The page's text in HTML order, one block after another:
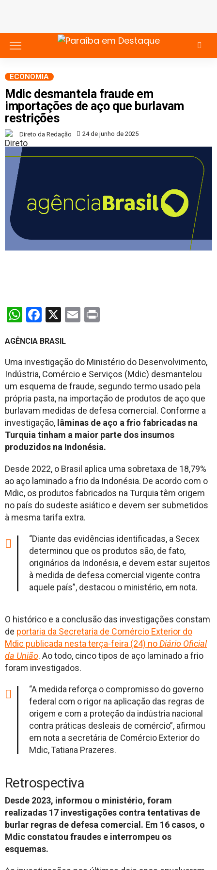
ECONOMIA
Mdic desmantela fraude em
importações de aço que burlavam
restrições
Direto da Redação 24 de junho de 2025
WhatsApp
Facebook
X Email
AGÊNCIA BRASIL
Uma investigação do Ministério do Desenvolvimento,
Indústria, Comércio e Serviços (Mdic) desmantelou
um esquema de fraude, segundo termo usado pela
própria pasta, na importação de produtos de aço que
burlavam medidas de defesa comercial. Conforme a
investigação, lâminas de aço a frio fabricadas na
Turquia tinham a maior parte dos insumos
produzidos na Indonésia.
Desde 2022, o Brasil aplica uma sobretaxa de 18,79%
ao aço laminado a frio da Indonésia. De acordo com o
Mdic, os produtos fabricados na Turquia têm origem
no país do sudeste asiático e devem ser submetidos
à mesma tarifa extra.
“Diante das evidências identificadas, a Secex
determinou que os produtos são, de fato,
originários da Indonésia, e devem estar sujeitos
à medida de defesa comercial vigente contra
aquele país”, destacou o ministério, em nota.
O histórico e a conclusão das investigações constam
de portaria da Secretaria de Comércio Exterior do
Mdic publicada nesta terça-feira (24) noDiário Oficial
da União. Ao todo, cinco tipos de aço laminado a frio
foram investigados.
“A medida reforça o compromisso do governo
federal com o rigor na aplicação das regras de
origem e com a proteção da indústria nacional
contra práticas desleais de comércio”, afirmou
em nota a secretária de Comércio Exterior do
Mdic, Tatiana Prazeres.
Retrospectiva
Desde 2023, informou o ministério, foram
realizadas 17 investigações contra tentativas de
burlar regras de defesa comercial. Em 16 casos, o
Mdic constatou fraudes e interrompeu os
esquemas.